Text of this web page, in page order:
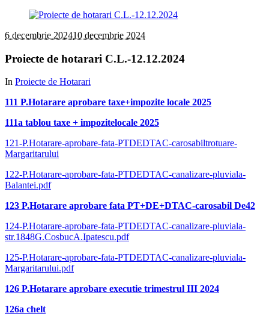
6 decembrie 202410 decembrie 2024
Proiecte de hotarari C.L.-12.12.2024
In Proiecte de Hotarari
111 P.Hotarare aprobare taxe+impozite locale 2025
111a tablou taxe + impozitelocale 2025
121-P.Hotarare-aprobare-fata-PTDEDTAC-carosabiltrotuare-
Margaritarului
122-P.Hotarare-aprobare-fata-PTDEDTAC-canalizare-pluviala-
Balantei.pdf
123 P.Hotarare aprobare fata PT+DE+DTAC-carosabil De42
124-P.Hotarare-aprobare-fata-PTDEDTAC-canalizare-pluviala-
str.1848G.CosbucA.Ipatescu.pdf
125-P.Hotarare-aprobare-fata-PTDEDTAC-canalizare-pluviala-
Margaritarului.pdf
126 P.Hotarare aprobare executie trimestrul III 2024
126a chelt